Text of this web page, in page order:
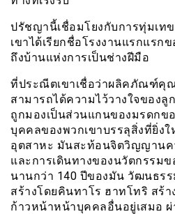
ปรัชญานี้เชื่อมโยงกับการทุ่มเท
เขาได้เรียกชื่อโรงงานแรกแรก
ถึงบ้านแห่งการเป็นช่างฝีมือ
ที่ประณีตเขาเชื่อว่าผลิคภัณฑ์คุ
สามารถได้ความไว้วางใจของ
ถูกมองเป็นส่วนแกนของมรดกข
บุคคลของพวกเขาบรรลุสิ่งที่ยิ่ง
อุตสาหะ มันสะท้อนจิตวิญญาน
และการเดินทางของนวัตกรรม
นานกว่า 140 ปีของมัน วัฒนธร
สร้างโดยคินทาโร ฮาทโทริ สร้
ก้าวหน้าหน้าบุคคลอื่นอยู่เสมอ